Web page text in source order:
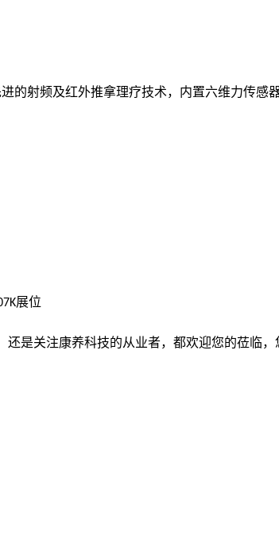
的射频及红外推拿理疗技术，内置六维力传
展位
是关注康养科技的从业者，都欢迎您的莅临，